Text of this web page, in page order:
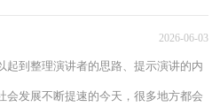
2026-06-03
起到整理演讲者的思路、提示演讲的内
会发展不断提速的今天，很多地方都会